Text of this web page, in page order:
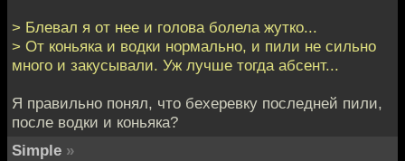
> Блевал я от нее и голова болела жутко...
> От коньяка и водки нормально, и пили не сильно
много и закусывали. Уж лучше тогда абсент...
Я правильно понял, что бехеревку последней пили,
после водки и коньяка?
Simple »